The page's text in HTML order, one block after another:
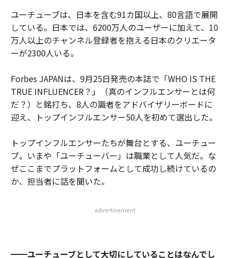
ユーチューブは、日本を含む91カ国以上、80言語で展開
している。日本では、6200万人のユーザーに加えて、10
万人以上のチャンネル登録者を抱える日本のクリエータ
ーが2300人いる。
Forbes JAPANは、9月25日発売の本誌で「WHO IS THE
TRUE INFLUENCER？」（真のインフルエンサーとは何
だ？）と銘打ち、8人の識者をアドバイザリーボードに
迎え、トップインフルエンサー50人を初めて選出した。
トップインフルエンサーたちが舞台とする、ユーチュー
ブ。いまや「ユーチューバー」は職業として人気だ。な
ぜここまでプラットフォームとして成功し続けているの
か、担当者に話を聞いた。
advertisement
━━ユーチューブとして大切にしていることはなんでし